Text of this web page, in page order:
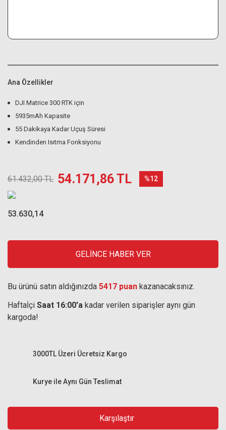
Ana Özellikler
DJI Matrice 300 RTK için
5935mAh Kapasite
55 Dakikaya Kadar Uçuş Süresi
Kendinden Isıtma Fonksiyonu
61.432,00 TL 54.171,86 TL %12
53.630,14
GELİNCE HABER VER
Bu ürünü satın aldığınızda 5417 puan kazanacaksınız.
Haftaİçi Saat 16:00'a kadar verilen siparişler aynı gün
kargoda!
Kurye ile Aynı Gün Teslimat
3000TL Üzeri Ücretsiz Kargo
Karşılaştır